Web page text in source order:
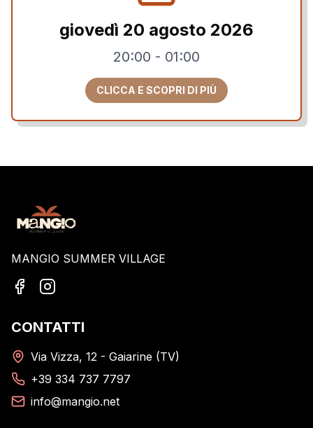
giovedì 20 agosto 2026
20:00 - 01:00
CLICCA E SCOPRI DI PIÙ
MANGIO SUMMER VILLAGE
CONTATTI
Via Vizza, 12 - Gaiarine (TV)
+39 334 737 7797
info@mangio.net